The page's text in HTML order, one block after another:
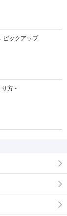
ピックアップ
り方 -